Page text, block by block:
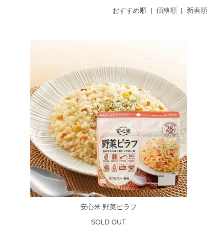
おすすめ順 | 価格順| 新着順
安心米 野菜ピラフ
SOLD OUT